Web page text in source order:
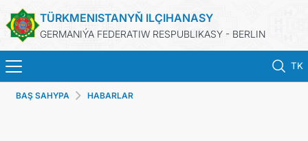
TÜRKMENISTANYŇ ILÇIHANASY
GERMANIÝA FEDERATIW RESPUBLIKASY - BERLIN
TK
BAŞ SAHYPA
BAŞ SAHYPA HABARLAR